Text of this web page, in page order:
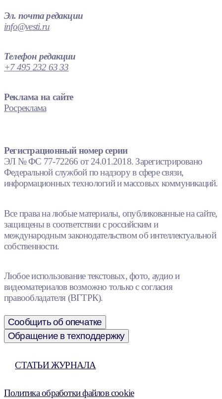
Эл. почта редакции
info@vesti.ru
Телефон редакции
+7 495 232 63 33
Реклама на сайте
Росреклама
Регистрационный номер серии
ЭЛ № ФС 77-72266 от 24.01.2018. Зарегистрировано
Федеральной службой по надзору в сфере связи,
информационных технологий и массовых коммуникаций.
Все права на любые материалы, опубликованные на сайте,
защищены в соответствии с российским и
международным законодательством об интеллектуальной
собственности.
Любое использование текстовых, фото, аудио и
видеоматериалов возможно только с согласия
правообладателя (ВГТРК).
Сообщить об опечатке
Обращение в техподдержку
СТАТЬИ ЖУРНАЛА
Политика обработки файлов cookie